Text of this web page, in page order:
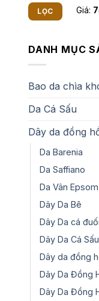
Giá
thiểu
Giá
đa
LỌC Giá:
DANH MỤC
Bao da chìa
Da Cá Sấu
Dây da đồng
Da Barenia
Da Saffiano
Da Vân Epsom
Dây Da Bê
Dây Da cá đuối
Dây Da Cá Sấu
Dây da đồng
Dây Da Đồng
Dây Da Đồng